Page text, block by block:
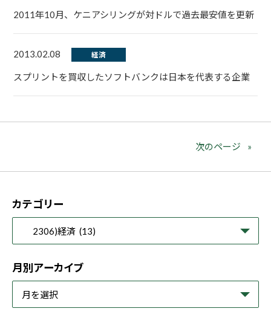
2011年10月、ケニアシリングが対ドルで過去最安値を更新
2013.02.08 経済
スプリントを買収したソフトバンクは日本を代表する企業
次のページ
カテゴリー
月別アーカイブ